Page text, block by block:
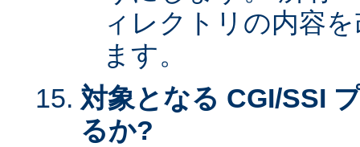
ィレクトリの内容
ます。
対象となる CGI/SSI
るか?